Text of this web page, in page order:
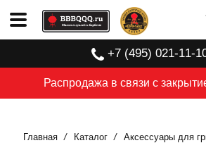
Распродажа в связи с
+7 (495) 021-11-
Главная Каталог
Аксессуары для